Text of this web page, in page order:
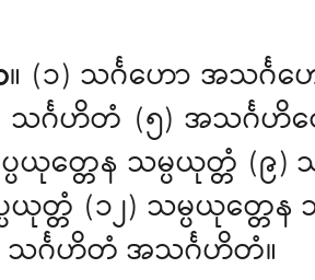
။ (၁) သင်္ဂဟောအသင်္ဂ
င်္ဂဟိတံ (၅) အသင်္ဂဟိတေ
ပယုတ္တေန သမ္ပယုတ္တံ (၉)
ပယုတ္တံ (၁၂) သမ္ပယုတ္တ
သင်္ဂဟိတံ အသင်္ဂဟိတံ။